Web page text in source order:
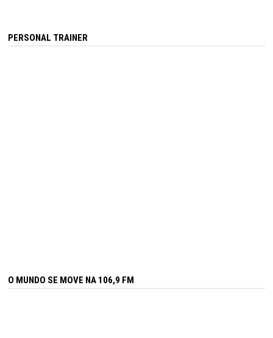
PERSONAL TRAINER
O MUNDO SE MOVE NA 106,9 FM